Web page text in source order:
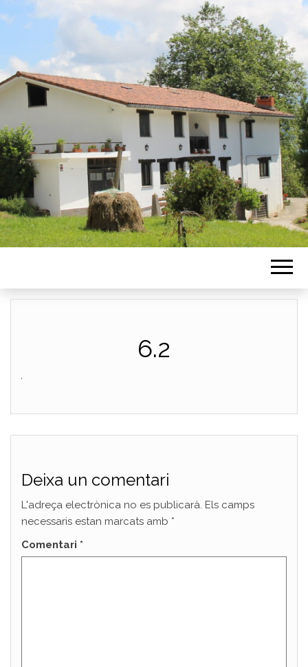
6.2
Deixa un comentari
L'adreça electrònica no es publicarà. Els camps
necessaris estan marcats amb *
Comentari *